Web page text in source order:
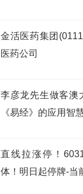
金活医药集团
医药公司
李彦龙先生做客澳
《易经》的应用智
直线拉涨停！
体！明日起停牌-当